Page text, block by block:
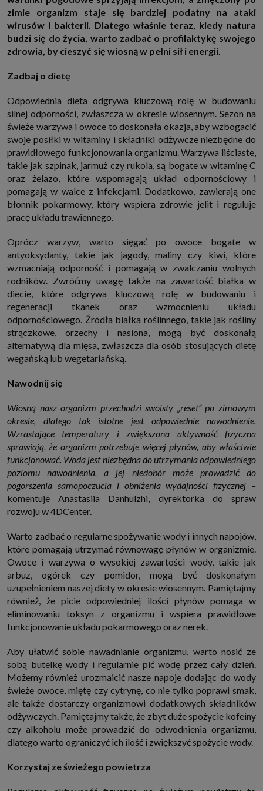
Jeżeli wyrazisz zgodę, o którą wyżej prosimy, administratorami Twoich
danych osobowych będą także nasi Zaufani Partnerzy. Listę Zaufanych
Partnerów możesz sprawdzić w każdym momencie na stronie naszej
polityki prywatnościi tam też zmodyfikować lub cofnąć swoje zgody.
Twoje dane przetwarzamy w następujących celach:
zapewniającej Ci możliwość zapoznania się z jednym z naszych serwisów
w oparciu o treść regulaminu tego serwisu), to możemy przetwarzać
Twoje dane w zakresie niezbędnym do realizacji tej umowy.
2. Zapewnianie bezpieczeństwa usługi (np. sprawdzenie, czy do Twojego
konta nie loguje się nieuprawniona osoba), dokonanie pomiarów
statystycznych, ulepszanie naszych usług i dopasowanie ich do potrzeb i
wygody użytkowników (np. personalizowanie treści w usługach), jak
również prowadzenie marketingu i promocji własnych usług (np. jeśli
interesujesz się motoryzacją i oglądasz artykuły w biznesistyl.pl lub na
innych stronach internetowych, to możemy Ci wyświetlić reklamę
dotyczącą artykułu w serwisie biznesistyl.pl/automoto. Takie
przetwarzanie danych to realizacja naszych prawnie uzasadnionych
interesów.
Cię reklamy (np. produktu, którego możesz potrzebować) reklamodawcy i
ich przedstawiciele chcieliby mieć możliwość przetwarzania Twoich
danych związanych z odwiedzanymi przez Ciebie stronami
internetowymi. Udzielenie takiej zgody jest dobrowolne, nie musisz jej
udzielać, nie pozbawi Cię to dostępu do naszych usług. Masz również
możliwość ograniczenia zakresu lub zmiany zgody w dowolnym
momencie.
Twoje dane przetwarzane będą do czasu istnienia podstawy do ich
przetwarzania, czyli w przypadku udzielenia zgody do momentu jej
cofnięcia, ograniczenia lub innych działań z Twojej strony ograniczających
tę zgodę, w przypadku niezbędności danych do wykonania umowy, przez
czas jej wykonywania i ewentualnie okres przedawnienia roszczeń z niej
(zwykle nie więcej niż 3 lata, a maksymalnie 10 lat), a w przypadku, gdy
podstawą przetwarzania danych jest uzasadniony interes administratora,
Przekazywanie danych
księgowym, agencjom marketingowym etc. Zrobią to jedynie na
podstawie umowy o powierzenie przetwarzania danych zobowiązującej
taki podmiot do odpowiedniego zabezpieczenia danych i niekorzystania z
nich do własnych celów.
Cookies
Na naszych stronach używamy znaczników internetowych takich jak pliki
np. cookie lub local storage do zbierania i przetwarzania danych
osobowych w celu personalizowania treści i reklam oraz analizowania
ruchu na stronach, aplikacjach i w Internecie. W ten sposób technologię tę
wykorzystują również podmioty z Grupy SAGIER oraz nasi Zaufani
Cookies to dane informatyczne zapisywane w plikach i przechowywane na
które przeglądarka wysyła do serwera przy każdorazowym wejściu na
stronę z tego urządzenia, podczas gdy odwiedzasz strony w Internecie.
Szczegółową informację na temat plików cookie i ich funkcjonowania
znajdzieszpod tym linkiem. Pod tym linkiem znajdziesz także informację
o tym jak zmienić ustawienia przeglądarki, aby ograniczyć lub wyłączyć
funkcjonowanie plików cookies itp. oraz jak usunąć takie pliki z Twojego
urządzenia.
Twoje uprawnienia
Przysługują Ci następujące uprawnienia wobec Twoich danych i ich
przetwarzania przez nas, inne podmioty z Grupy SAGIER i Zaufanych
Partnerów:
chwili wycofać (cofnięcie zgody oczywiście nie uchyli zgodności z prawem
przetwarzania już dokonanego na jej podstawie);
2. Masz również prawo żądania dostępu do Twoich danych osobowych, ich
sprostowania, usunięcia lub ograniczenia przetwarzania, prawo do
przeniesienia danych, wyrażenia sprzeciwu wobec przetwarzania danych
oraz prawo do wniesienia skargi do organu nadzorczego, którym w Polsce
jest Prezes Urzędu Ochrony Danych Osobowych.
Pod tym adresem
znajdziesz dodatkowe informacje dotyczące przetwarzania danych i
Twoich uprawnień.
zimie organizm staje się bardziej podatny na ataki
wirusów i bakterii. Dlatego właśnie teraz, kiedy natura
budzi się do życia, warto zadbać o profilaktykę swojego
zdrowia, by cieszyć się wiosną w pełni sił i energii.
Zadbaj o dietę
Odpowiednia dieta odgrywa kluczową rolę w budowaniu
silnej odporności, zwłaszcza w okresie wiosennym. Sezon na
świeże warzywa i owoce to doskonała okazja, aby wzbogacić
swoje posiłki w witaminy i składniki odżywcze niezbędne do
prawidłowego funkcjonowania organizmu. Warzywa liściaste,
takie jak szpinak, jarmuż czy rukola, są bogate w witaminę C
oraz żelazo, które wspomagają układ odpornościowy i
pomagają w walce z infekcjami. Dodatkowo, zawierają one
błonnik pokarmowy, który wspiera zdrowie jelit i reguluje
pracę układu trawiennego.
Oprócz warzyw, warto sięgać po owoce bogate w
antyoksydanty, takie jak jagody, maliny czy kiwi, które
wzmacniają odporność i pomagają w zwalczaniu wolnych
rodników. Zwróćmy uwagę także na zawartość białka w
diecie, które odgrywa kluczową rolę w budowaniu i
regeneracji tkanek oraz wzmocnieniu układu
odpornościowego. Źródła białka roślinnego, takie jak rośliny
strączkowe, orzechy i nasiona, mogą być doskonałą
alternatywą dla mięsa, zwłaszcza dla osób stosujących dietę
wegańską lub wegetariańską.
Nawodnij się
Wiosną nasz organizm przechodzi swoisty „reset” po zimowym
okresie, dlatego tak istotne jest odpowiednie nawodnienie.
Wzrastające temperatury i zwiększona aktywność fizyczna
sprawiają, że organizm potrzebuje więcej płynów, aby właściwie
funkcjonować. Woda jest niezbędna do utrzymania odpowiedniego
poziomu nawodnienia, a jej niedobór może prowadzić do
pogorszenia samopoczucia i obniżenia wydajności fizycznej –
komentuje Anastasiia Danhulzhi, dyrektorka do spraw
rozwoju w 4DCenter.
Warto zadbać o regularne spożywanie wody i innych napojów,
które pomagają utrzymać równowagę płynów w organizmie.
Owoce i warzywa o wysokiej zawartości wody, takie jak
arbuz, ogórek czy pomidor, mogą być doskonałym
uzupełnieniem naszej diety w okresie wiosennym. Pamiętajmy
również, że picie odpowiedniej ilości płynów pomaga w
eliminowaniu toksyn z organizmu i wspiera prawidłowe
funkcjonowanie układu pokarmowego oraz nerek.
Aby ułatwić sobie nawadnianie organizmu, warto nosić ze
sobą butelkę wody i regularnie pić wodę przez cały dzień.
Możemy również urozmaicić nasze napoje dodając do wody
świeże owoce, miętę czy cytrynę, co nie tylko poprawi smak,
ale także dostarczy organizmowi dodatkowych składników
odżywczych. Pamiętajmy także, że zbyt duże spożycie kofeiny
czy alkoholu może prowadzić do odwodnienia organizmu,
dlatego warto ograniczyć ich ilość i zwiększyć spożycie wody.
Korzystaj ze świeżego powietrza